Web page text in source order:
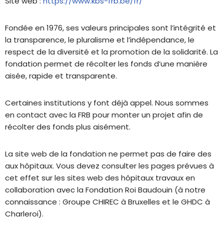
Fondée en 1976, ses valeurs principales sont l’intégrité et
la transparence, le pluralisme et l’indépendance, le
respect de la diversité et la promotion de la solidarité. La
fondation permet de récolter les fonds d’une manière
aisée, rapide et transparente.
Certaines institutions y font déjà appel. Nous sommes
en contact avec la FRB pour monter un projet afin de
récolter des fonds plus aisément.
La site web de la fondation ne permet pas de faire des
aux hôpitaux. Vous devez consulter les pages prévues à
cet effet sur les sites web des hôpitaux travaux en
collaboration avec la Fondation Roi Baudouin (à notre
connaissance : Groupe CHIREC à Bruxelles et le GHDC à
Charleroi).